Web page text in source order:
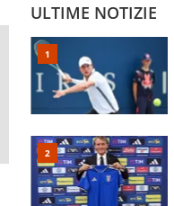
ULTIME NOTIZIE